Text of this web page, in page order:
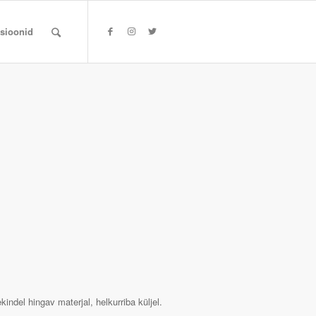
hingav materjal, helkurriba küljel.